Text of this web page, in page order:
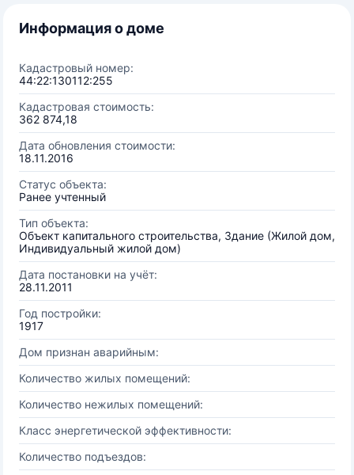
Информация о доме
Кадастровый номер:
44:22:130112:255
Кадастровая стоимость:
362 874,18
Дата обновления стоимости:
18.11.2016
Статус объекта:
Ранее учтенный
Тип объекта:
Объект капитального строительства, Здание (Жилой дом,
Индивидуальный жилой дом)
Дата постановки на учёт:
28.11.2011
Год постройки:
1917
Дом признан аварийным:
Количество жилых помещений:
Количество нежилых помещений:
Класс энергетической эффективности:
Количество подъездов: